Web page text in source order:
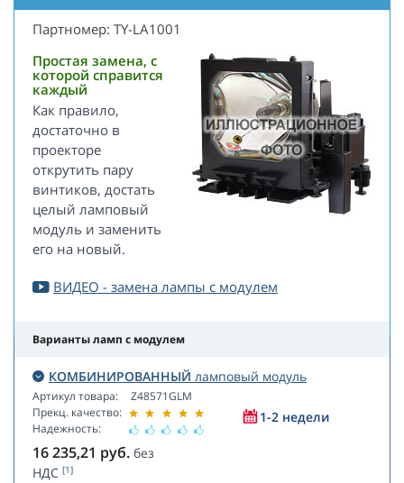
Партномер: TY-LA1001
Простая замена, с
которой справится
каждый
Как правило,
достаточно в
проекторе
открутить пару
винтиков, достать
целый ламповый
модуль и заменить
его на новый.
ВИДЕО - замена лампы с модулем
Варианты ламп с модулем
КОМБИНИРОВАННЫЙ ламповый модуль
Артикул товара:
Прекц. качество:
Надежность:
Z48571GLM
1-2 недели
16 235,21 руб. без
НДС [1]